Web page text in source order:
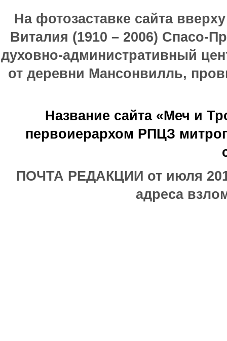
На фотозаставке сайта
Виталия (1910 – 2006) Спасо-
духовно-административный
от деревни Мансонвилль,
Название сайта «Меч и
первоиерархом РПЦЗ
ПОЧТА РЕДАКЦИИ от июля
адреса